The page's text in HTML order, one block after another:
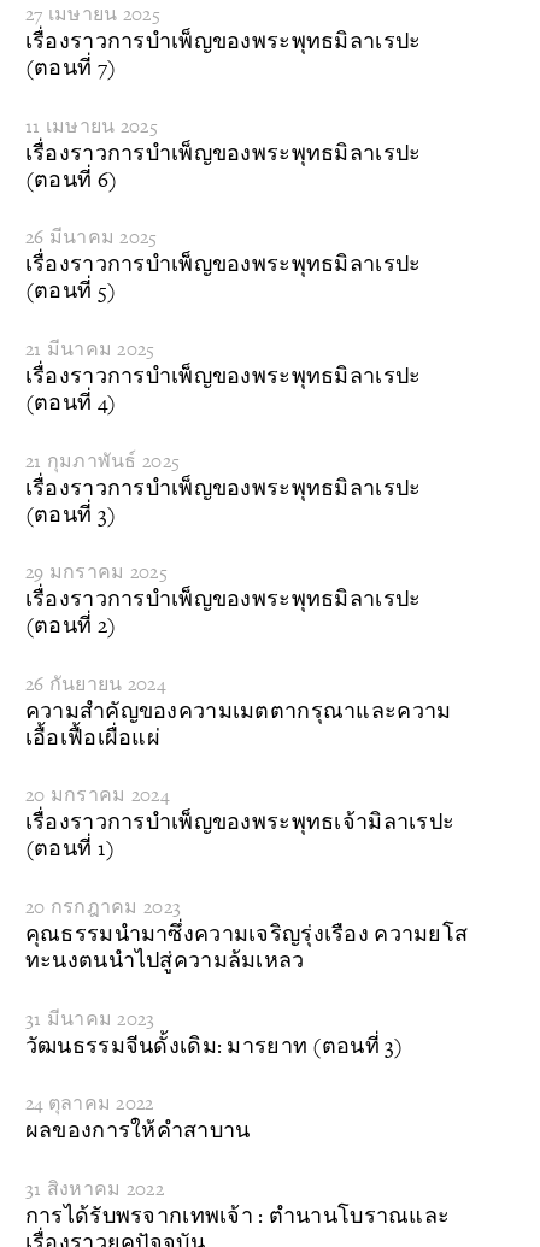
27 เมษายน 2025
เรื่องราวการบำเพ็ญของพระพุทธมิลาเรปะ
(ตอนที่ 7)
11 เมษายน 2025
เรื่องราวการบำเพ็ญของพระพุทธมิลาเรปะ
(ตอนที่ 6)
26 มีนาคม 2025
เรื่องราวการบำเพ็ญของพระพุทธมิลาเรปะ
(ตอนที่ 5)
21 มีนาคม 2025
เรื่องราวการบำเพ็ญของพระพุทธมิลาเรปะ
(ตอนที่ 4)
21 กุมภาพันธ์ 2025
เรื่องราวการบำเพ็ญของพระพุทธมิลาเรปะ
(ตอนที่ 3)
29 มกราคม 2025
เรื่องราวการบำเพ็ญของพระพุทธมิลาเรปะ
(ตอนที่ 2)
26 กันยายน 2024
ความสำคัญของความเมตตากรุณาและความ
เอื้อเฟื้อเผื่อแผ่
20 มกราคม 2024
เรื่องราวการบำเพ็ญของพระพุทธเจ้ามิลาเรปะ
(ตอนที่ 1)
20 กรกฎาคม 2023
คุณธรรมนำมาซึ่งความเจริญรุ่งเรือง ความยโส
ทะนงตนนำไปสู่ความล้มเหลว
31 มีนาคม 2023
วัฒนธรรมจีนดั้งเดิม: มารยาท (ตอนที่ 3)
24 ตุลาคม 2022
ผลของการให้คำสาบาน
31 สิงหาคม 2022
การได้รับพรจากเทพเจ้า : ตำนานโบราณและ
เรื่องราวยุคปัจจุบัน